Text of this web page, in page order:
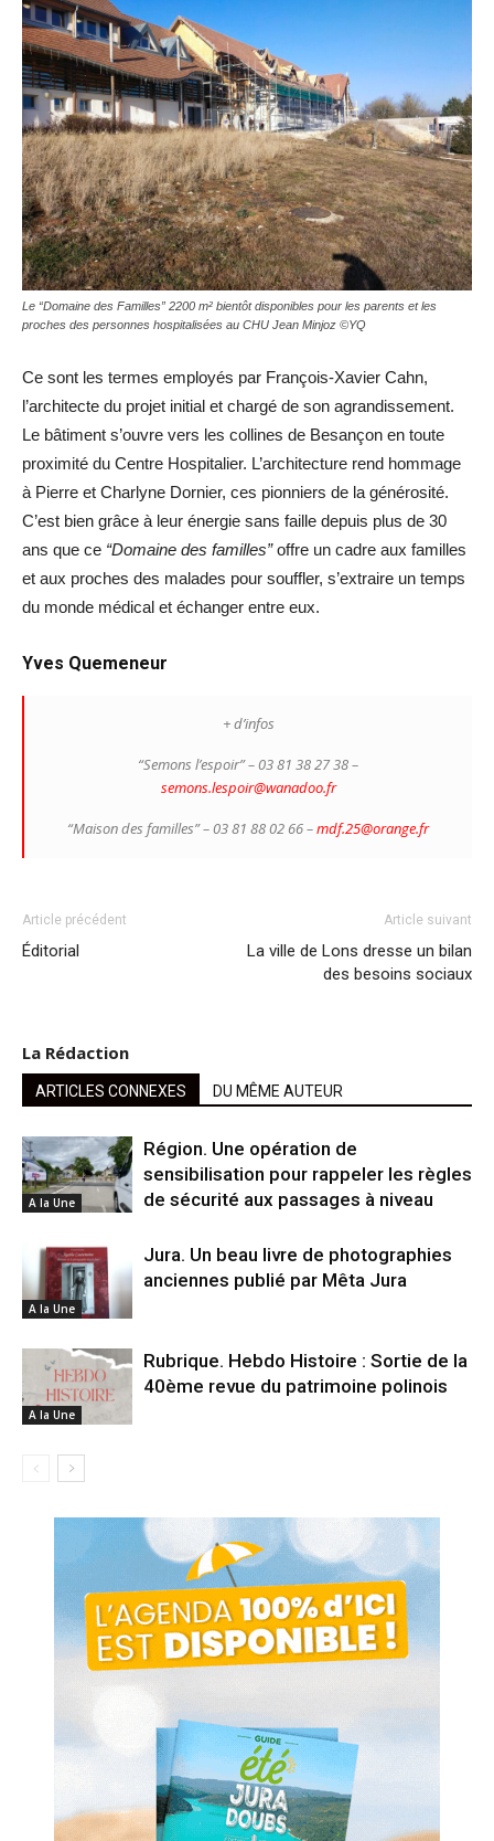
Le “Domaine des Familles” 2200 m² bientôt disponibles pour les parents et les
proches des personnes hospitalisées au CHU Jean Minjoz ©YQ
Ce sont les termes employés par François-Xavier Cahn,
l’architecte du projet initial et chargé de son agrandissement.
Le bâtiment s’ouvre vers les collines de Besançon en toute
proximité du Centre Hospitalier. L’architecture rend hommage
à Pierre et Charlyne Dornier, ces pionniers de la générosité.
C’est bien grâce à leur énergie sans faille depuis plus de 30
ans que ce “Domaine des familles”offre un cadre aux familles
et aux proches des malades pour souffler, s’extraire un temps
du monde médical et échanger entre eux.
Yves Quemeneur
+ d’infos
“Semons l’espoir” – 03 81 38 27 38 –
semons.lespoir@wanadoo.fr
“Maison des familles” – 03 81 88 02 66 –mdf.25@orange.fr
Article précédent
Éditorial
Article suivant
La ville de Lons dresse un bilan
des besoins sociaux
La Rédaction
ARTICLES CONNEXES DU MÊME AUTEUR
A la Une
Région. Une opération de
sensibilisation pour rappeler les règles
de sécurité aux passages à niveau
A la Une
Jura. Un beau livre de photographies
anciennes publié par Mêta Jura
A la Une
Rubrique. Hebdo Histoire : Sortie de la
40ème revue du patrimoine polinois